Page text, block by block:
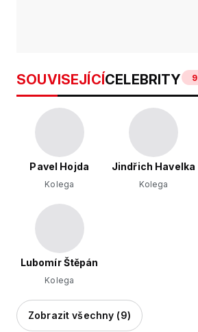
SOUVISEJÍCÍCELEBRITY 9
Pavel Hojda
Kolega
Jindřich Havelka
Kolega
Lubomír Štěpán
Kolega
Zobrazit všechny (9)